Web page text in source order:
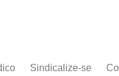
Sindicalize-se